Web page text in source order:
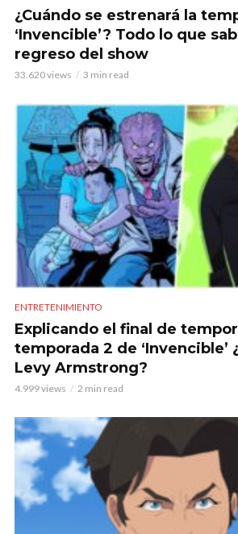
¿Cuándo se estrenará la
‘Invencible’? Todo lo que
regreso del show
33.620 views 3 min read
ENTRETENIMIENTO
Explicando el final de
temporada 2 de ‘Invencible’
Levy Armstrong?
4.999 views 2 min read